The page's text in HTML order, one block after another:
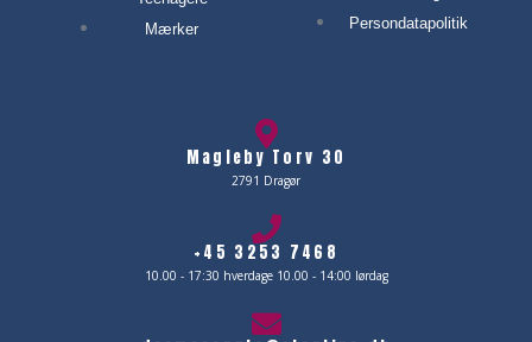
Mærker
Persondatapolitik
Magleby Torv 30
2791 Dragør
+45 3253 7468
10.00 - 17:30 hverdage 10.00 - 14:00 lørdag